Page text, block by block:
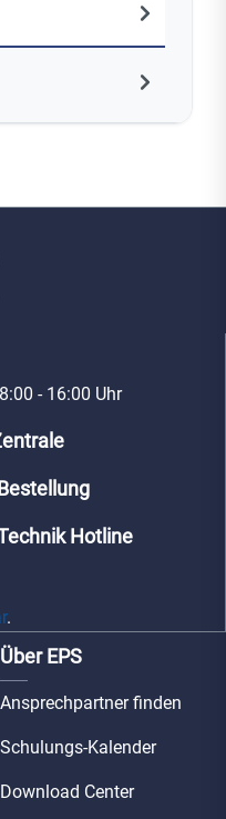
- 16:00 Uhr
Hotline
.
Über EPS
Ansprechpartner finden
Schulungs-Kalender
Download Center